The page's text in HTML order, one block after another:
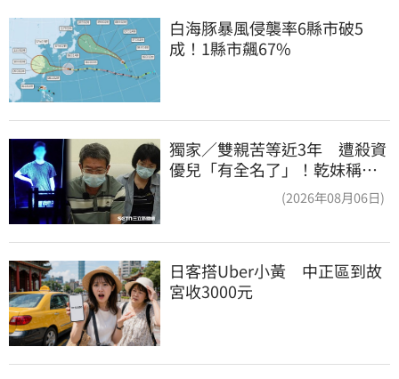
白海豚暴風侵襲率6縣市破5
成！1縣市飆67%
獨家／雙親苦等近3年 遭殺資
優兒「有全名了」！乾妹稱賠
(2026年08月06日)
日客搭Uber小黃　中正區到故
宮收3000元